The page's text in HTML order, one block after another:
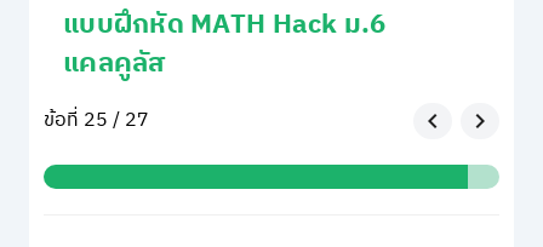
แบบฝึกหัด MATH Hack ม.6
แคลคูลัส
ข้อที่ 25 / 27